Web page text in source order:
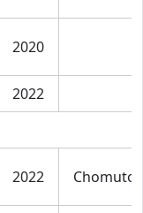
2020
2022
2022 Chomutov